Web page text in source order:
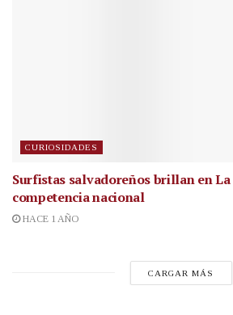
CURIOSIDADES
Surfistas salvadoreños brillan en
competencia nacional
HACE 1 AÑO
CARGAR MÁS